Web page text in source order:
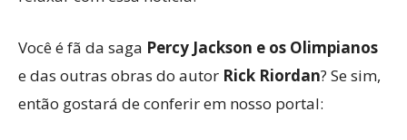
Você é fã da saga Percy Jackson e os Olimpianos
e das outras obras do autor Rick Riordan? Se sim,
então gostará de conferir em nosso portal: